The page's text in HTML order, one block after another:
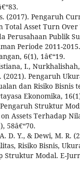
(2017). Pengaruh
Total Asset Turn
Perusahaan Publik
Periode 2011-
6(1), 1â€“19.
I., Nurkhalishah,
Pengaruh
dan Risiko Bisnis
Ekonomika,
Pengaruh Struktur
Assets Terhadap
58â€“70.
D. Y., & Dewi, M. R.
Risiko Bisnis,
Struktur Modal. E-